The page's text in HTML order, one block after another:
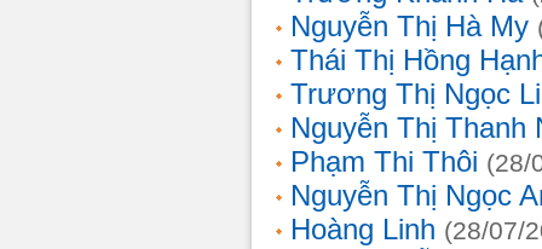
Nguyễn Thị Hà My
Thái Thị Hồng
Trương Thị Ngọc
Nguyễn Thị Thanh
Phạm Thi Thôi (28/
Nguyễn Thị Ngọc
Hoàng Linh (28/07/